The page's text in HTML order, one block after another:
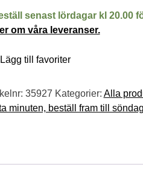
senast lördagar kl 20.00
om våra leveranser.
Lägg till favoriter
35927 Kategorier: Alla
minuten, beställ fram till